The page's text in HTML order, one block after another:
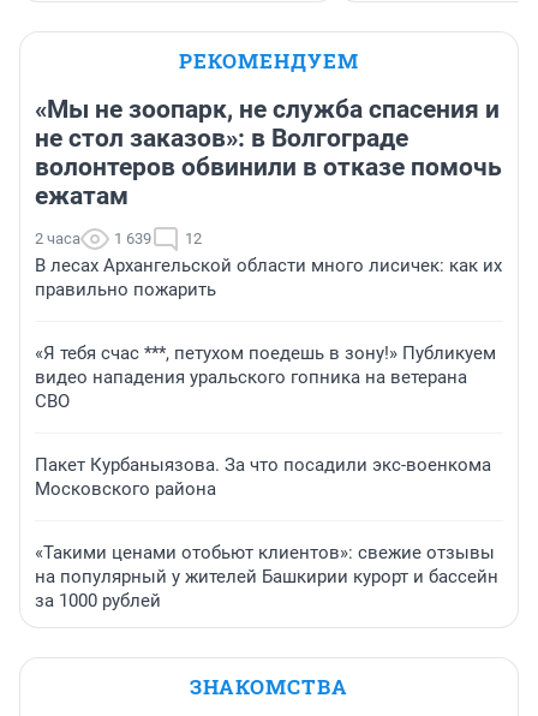
РЕКОМЕНДУЕМ
«Мы не зоопарк, не служба спасения и
не стол заказов»: в Волгограде
волонтеров обвинили в отказе помочь
ежатам
2 часа 1 639 12
В лесах Архангельской области много лисичек: как их
правильно пожарить
«Я тебя счас ***, петухом поедешь в зону!» Публикуем
видео нападения уральского гопника на ветерана
СВО
Пакет Курбаныязова. За что посадили экс-военкома
Московского района
«Такими ценами отобьют клиентов»: свежие отзывы
на популярный у жителей Башкирии курорт и бассейн
за 1000 рублей
ЗНАКОМСТВА